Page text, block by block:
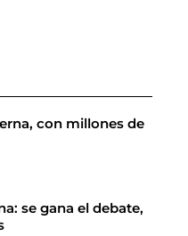
con millones de
se gana el debate,